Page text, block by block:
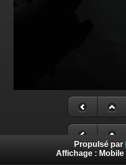
Propulsé par
Affichage : Mobile